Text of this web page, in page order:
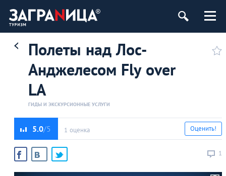
Полеты над Лос-
Анджелесом Fly over
LA
ГИДЫ И ЭКСКУРСИОННЫЕ УСЛУГИ
5.0 1 оценка
1
Оценить!